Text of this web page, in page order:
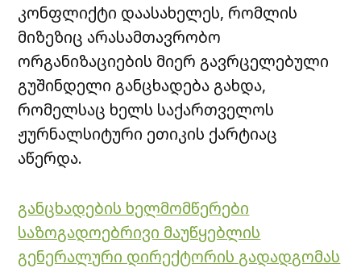
კონფლიქტი დაასახელეს, რომლის
მიზეზიც არასამთავრობო
ორგანიზაციების მიერ გავრცელებული
გუშინდელი განცხადება გახდა,
რომელსაც ხელს საქართველოს
ჟურნალსიტური ეთიკის ქარტიაც
აწერდა.
განცხადების ხელმომწერები
საზოგადოებრივი მაუწყებლის
გენერალური დირექტორის გადადგომას